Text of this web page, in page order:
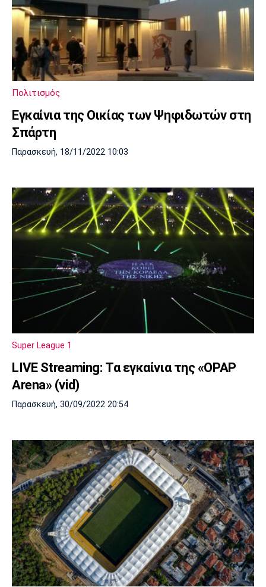
Πολιτισμός
Εγκαίνια της Οικίας των Ψηφιδωτών στη
Σπάρτη
Παρασκευή, 18/11/2022 10:03
Super League 1
LIVE Streaming: Τα εγκαίνια της «OPAP
Arena» (vid)
Παρασκευή, 30/09/2022 20:54